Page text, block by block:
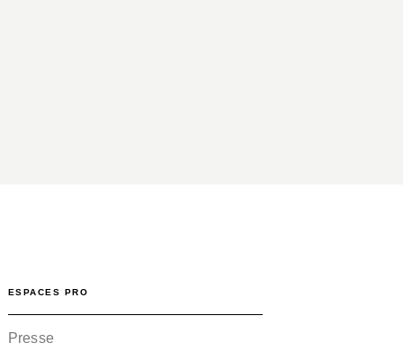
ESPACES PRO
Presse